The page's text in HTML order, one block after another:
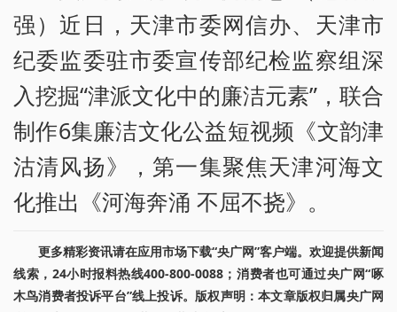
强）近日，天津市委网信办、天津市
纪委监委驻市委宣传部纪检监察组深
入挖掘“津派文化中的廉洁元素”，联合
制作6集廉洁文化公益短视频《文韵津
沽清风扬》，第一集聚焦天津河海文
化推出《河海奔涌 不屈不挠》。
更多精彩资讯请在应用市场下载“央广网”客户端。欢迎提供新闻
线索，24小时报料热线400-800-0088；消费者也可通过央广网“啄
木鸟消费者投诉平台”线上投诉。版权声明：本文章版权归属央广网